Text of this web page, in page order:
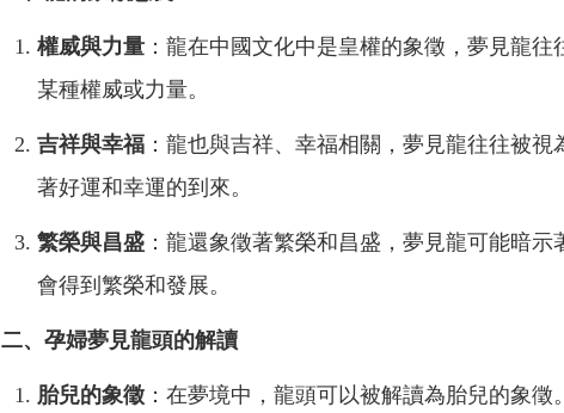
權威與力量 ：龍在中國文化中是皇權的象徵，夢見龍往
某種權威或力量。
吉祥與幸福 ：龍也與吉祥、幸福相關，夢見龍往往被視
著好運和幸運的到來。
繁榮與昌盛 ：龍還象徵著繁榮和昌盛，夢見龍可能暗示
會得到繁榮和發展。
二、孕婦夢見龍頭的解讀
胎兒的象徵 ：在夢境中，龍頭可以被解讀為胎兒的象徵